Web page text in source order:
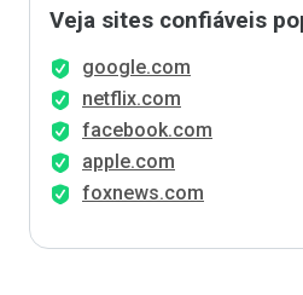
Veja sites confiáveis
google.com
netflix.com
facebook.com
apple.com
foxnews.com